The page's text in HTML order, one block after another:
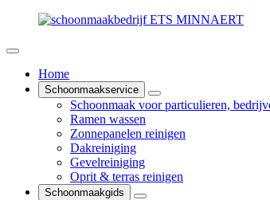
Home
Schoonmaakservice
Schoonmaak voor particulieren,
Ramen wassen
Zonnepanelen reinigen
Dakreiniging
Gevelreiniging
Oprit & terras reinigen
Schoonmaakgids